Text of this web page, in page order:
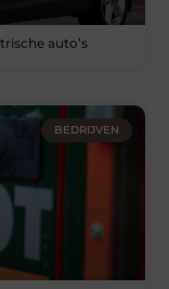
auto’s
BEDRIJVEN